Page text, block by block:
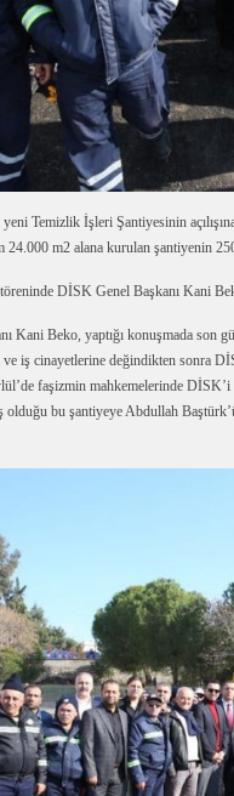
Temizlik İşleri Şantiyesinin
24.000 m2 alana kurulan şantiyenin
töreninde DİSK Genel Başkanı Kani
Kani Beko, yaptığı konuşmada son
iş cinayetlerine değindikten sonra
faşizmin mahkemelerinde
olduğu bu şantiyeye Abdullah